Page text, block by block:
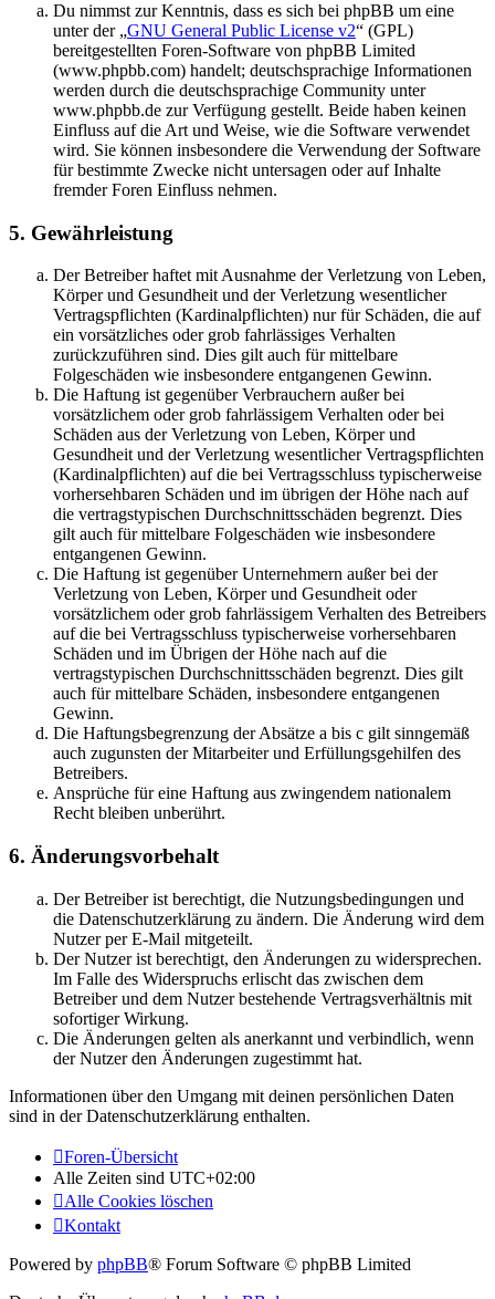
Du nimmst zur Kenntnis, dass es sich bei phpBB um eine
unter der „GNU General Public License v2“ (GPL)
bereitgestellten Foren-Software von phpBB Limited
(www.phpbb.com) handelt; deutschsprachige Informationen
werden durch die deutschsprachige Community unter
www.phpbb.de zur Verfügung gestellt. Beide haben keinen
Einfluss auf die Art und Weise, wie die Software verwendet
wird. Sie können insbesondere die Verwendung der Software
für bestimmte Zwecke nicht untersagen oder auf Inhalte
fremder Foren Einfluss nehmen.
5. Gewährleistung
Der Betreiber haftet mit Ausnahme der Verletzung von Leben,
Körper und Gesundheit und der Verletzung wesentlicher
Vertragspflichten (Kardinalpflichten) nur für Schäden, die auf
ein vorsätzliches oder grob fahrlässiges Verhalten
zurückzuführen sind. Dies gilt auch für mittelbare
Folgeschäden wie insbesondere entgangenen Gewinn.
Die Haftung ist gegenüber Verbrauchern außer bei
vorsätzlichem oder grob fahrlässigem Verhalten oder bei
Schäden aus der Verletzung von Leben, Körper und
Gesundheit und der Verletzung wesentlicher Vertragspflichten
(Kardinalpflichten) auf die bei Vertragsschluss typischerweise
vorhersehbaren Schäden und im übrigen der Höhe nach auf
die vertragstypischen Durchschnittsschäden begrenzt. Dies
gilt auch für mittelbare Folgeschäden wie insbesondere
entgangenen Gewinn.
Die Haftung ist gegenüber Unternehmern außer bei der
Verletzung von Leben, Körper und Gesundheit oder
vorsätzlichem oder grob fahrlässigem Verhalten des Betreibers
auf die bei Vertragsschluss typischerweise vorhersehbaren
Schäden und im Übrigen der Höhe nach auf die
vertragstypischen Durchschnittsschäden begrenzt. Dies gilt
auch für mittelbare Schäden, insbesondere entgangenen
Gewinn.
Die Haftungsbegrenzung der Absätze a bis c gilt sinngemäß
auch zugunsten der Mitarbeiter und Erfüllungsgehilfen des
Betreibers.
Ansprüche für eine Haftung aus zwingendem nationalem
Recht bleiben unberührt.
6. Änderungsvorbehalt
Der Betreiber ist berechtigt, die Nutzungsbedingungen und
die Datenschutzerklärung zu ändern. Die Änderung wird dem
Nutzer per E-Mail mitgeteilt.
Der Nutzer ist berechtigt, den Änderungen zu widersprechen.
Im Falle des Widerspruchs erlischt das zwischen dem
Betreiber und dem Nutzer bestehende Vertragsverhältnis mit
sofortiger Wirkung.
Die Änderungen gelten als anerkannt und verbindlich, wenn
der Nutzer den Änderungen zugestimmt hat.
Informationen über den Umgang mit deinen persönlichen Daten
sind in der Datenschutzerklärung enthalten.
Foren-Übersicht
Alle Zeiten sind UTC+02:00
Alle Cookies löschen
Kontakt
Powered by phpBB® Forum Software © phpBB Limited